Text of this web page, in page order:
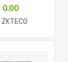
0.00